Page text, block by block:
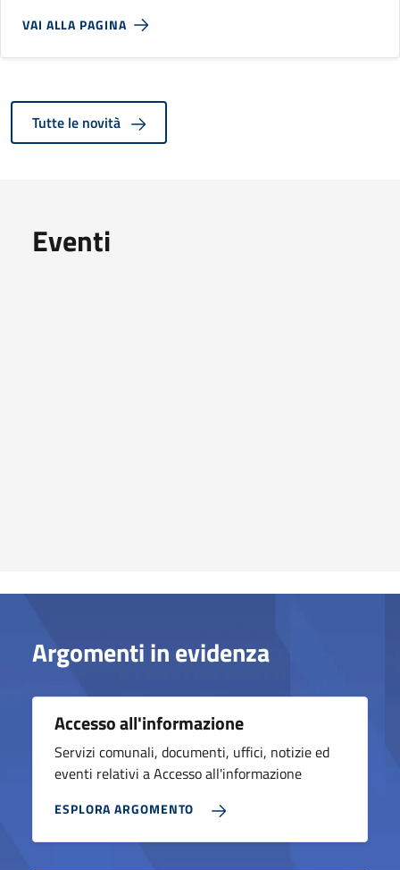
VAI ALLA PAGINA
Tutte le novità
Eventi
Argomenti in evidenza
Accesso all'informazione
Servizi comunali, documenti, uffici, notizie ed
eventi relativi a Accesso all'informazione
ESPLORA ARGOMENTO